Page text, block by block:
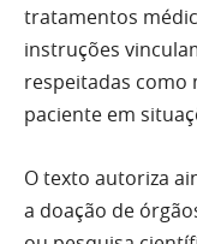
tratamentos
instruções
respeitadas como
paciente em
O texto autoriza
a doação de